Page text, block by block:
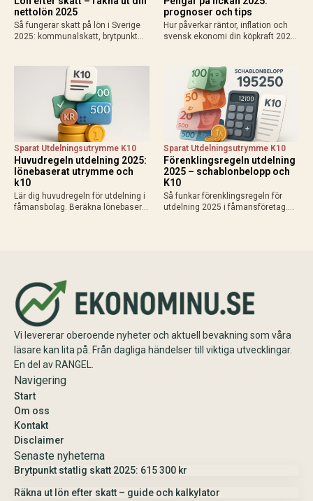
nettolön 2025
Så fungerar skatt på lön i Sverige
2025: kommunalskatt, brytpunkt
Exempel, kalkylatorer och tips för
att räkna ut vad du får…
prognoser och tips
Hur påverkar räntor, inflation och
svensk ekonomi din köpkraft 2025?
praktiska tips för att maximera
disponibel inkomst.
Huvudregeln utdelning 2025:
lönebaserat utrymme och
k10
Sparat Utdelningsutrymme K10
Lär dig huvudregeln för utdelning i
fåmansbolag. Beräkna lönebaserat
Förenklingsregeln utdelning
2025 – schablonbelopp och
K10
Sparat Utdelningsutrymme K10
Så funkar förenklingsregeln för
utdelning 2025 i fåmansföretag.
Vi levererar oberoende nyheter och aktuell bevakning som våra
läsare kan lita på. Från dagliga händelser till viktiga utvecklingar.
En del av RANGEL.
Navigering
Start
Om oss
Kontakt
Disclaimer
Senaste nyheterna
Brytpunkt statlig skatt 2025: 615 300 kr
Räkna ut lön efter skatt – guide och kalkylator